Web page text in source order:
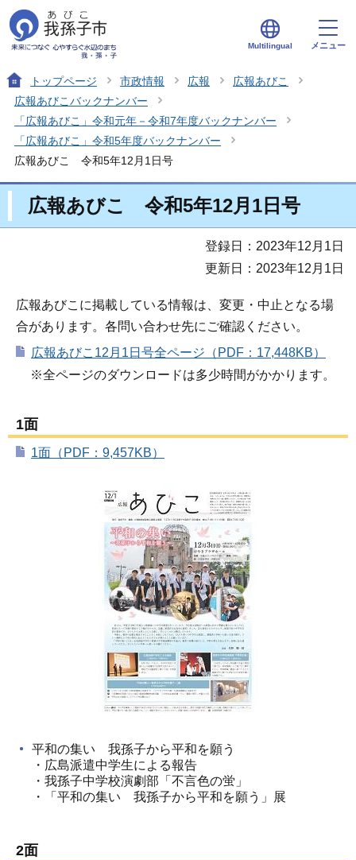
Multilingual メニュー
トップページ 市政情報 広報
広報あびこ
広報あびこバックナンバー
「広報あびこ」令和元年－令和7年度バックナンバー
「広報あびこ」令和5年度バックナンバー
広報あびこ 令和5年12月1日号
広報あびこ 令和5年12月1日号
登録日：2023年12月1日
更新日：2023年12月1日
広報あびこに掲載している情報は、変更・中止となる場
合があります。各問い合わせ先にご確認ください。
広報あびこ12月1日号全ページ（PDF：17,448KB）
※全ページのダウンロードは多少時間がかかります。
1面
1面（PDF：9,457KB）
平和の集い 我孫子から平和を願う
・広島派遣中学生による報告
・我孫子中学校演劇部「不言色の蛍」
・「平和の集い 我孫子から平和を願う」展
2面